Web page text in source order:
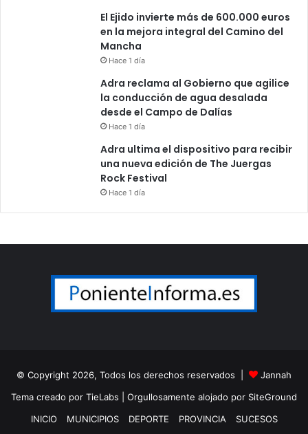
El Ejido invierte más de 600.000 euros
en la mejora integral del Camino del
Mancha
Hace 1 día
Adra reclama al Gobierno que agilice
la conducción de agua desalada
desde el Campo de Dalías
Hace 1 día
Adra ultima el dispositivo para recibir
una nueva edición de The Juergas
Rock Festival
Hace 1 día
© Copyright 2026, Todos los derechos reservados |
Jannah
Tema creado por TieLabs | Orgullosamente alojado por SiteGround
INICIO
MUNICIPIOS DEPORTE PROVINCIA SUCESOS